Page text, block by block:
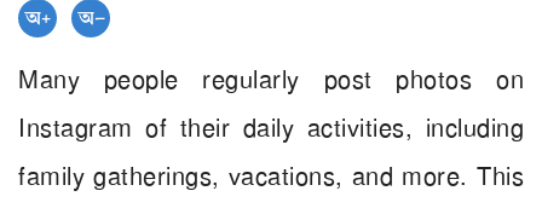
Many people regularly post photos on
Instagram of their daily activities, including
family gatherings, vacations, and more. This